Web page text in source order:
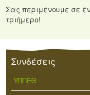
Σας περιμένουμε σε
τριήμερο!
Συνδέσεις
ΥΠΠΕΘ